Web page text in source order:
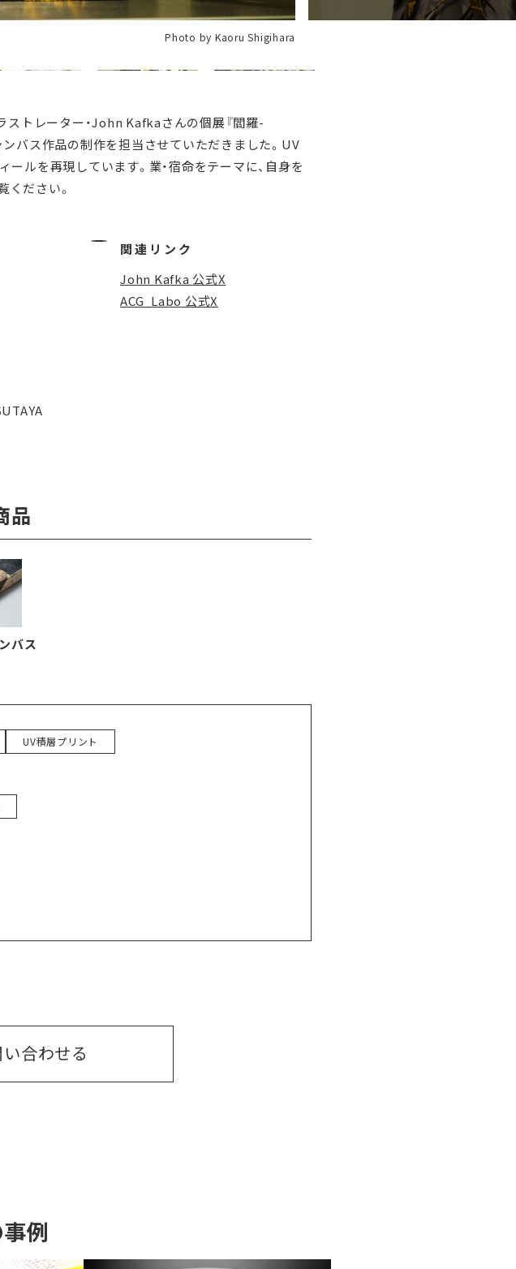
Photo by Kaoru Shigihara
ストレーター・John Kafkaさんの個展『閻羅-
バス作品の制作を担当させていただきました。UV
ルを再現しています。業・宿命をテーマに、自身を
ください。
関連リンク
John Kafka 公式X
ACG_Labo 公式X
品
バス
UV積層プリント
い合わせる
例